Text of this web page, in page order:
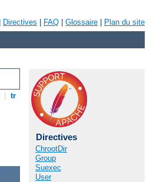
Directives FAQ Glossaire Plan du site
tr
Directives
ChrootDir
Group
Suexec
User